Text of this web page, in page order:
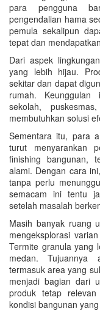
para pengguna
pengendalian hama
pemula sekalipun
tepat dan
Dari aspek
yang lebih hijau.
sekitar dan dapat
rumah.
sekolah,
membutuhkan solusi
Sementara itu, para
turut menyarankan
finishing bangunan,
alami. Dengan cara
tanpa perlu
semacam ini tentu
setelah masalah
Masih banyak ruang
mengeksplorasi
Termite granula yang
medan. Tujuannya
termasuk area yang
menjadi bagian dari
produk tetap
kondisi bangunan